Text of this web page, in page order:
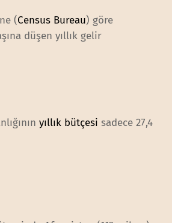
(Census Bureau) göre
düşen yıllık gelir
yıllık bütçesisadece 27,4